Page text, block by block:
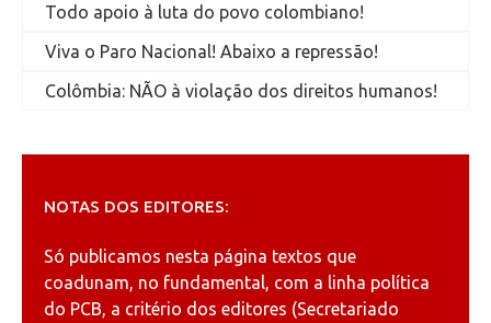
Todo apoio à luta do povo colombiano!
Viva o Paro Nacional! Abaixo a repressão!
Colômbia: NÃO à violação dos direitos humanos!
NOTAS DOS EDITORES:
Só publicamos nesta página textos que
coadunam, no fundamental, com a linha política
do PCB, a critério dos editores (Secretariado